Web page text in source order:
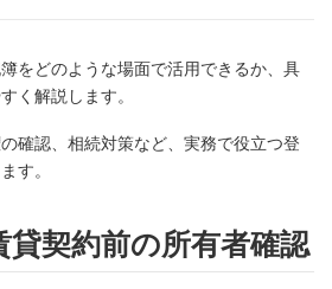
をどのような場面で活用できるか、具
く解説します。
確認、相続対策など、実務で役立つ登
す。
貸契約前の所有者確認